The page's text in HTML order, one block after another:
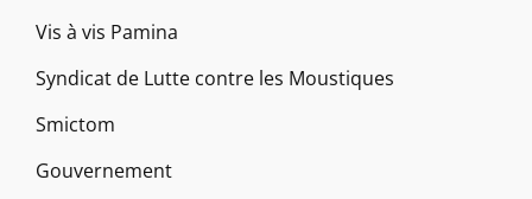
Vis à vis Pamina
Syndicat de Lutte contre les Moustiques
Smictom
Gouvernement